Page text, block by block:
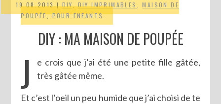
19.08.2013 |DIY,DIY IMPRIMABLES ,MAISON DE
POUPÉE,POUR ENFANTS
DIY : MA MAISON DE POUPÉE
J
e crois que j’ai été une petite fille gâtée,
très gâtée même.
Et c’est l’oeil un peu humide que j’ai choisi de te